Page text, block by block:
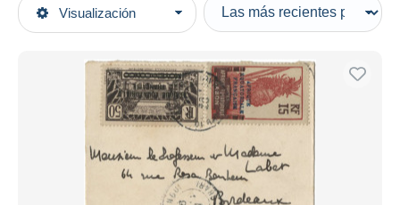
Visualización
Categorías principales
Europa
Francia (antiguas colonias y protectorados)
Ubangi (1915-1936)
Cartas & documentos
Tipo de venta
Activas
Precios fijos
Subasta con ofertas
Subastas sin pujas
Casa de subastas
Vendidos